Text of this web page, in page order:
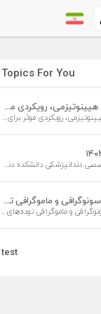
Topics For You
آشنایی با زایمان هیپنوتیزمی، رویکردی موثر برای افزایش تمایل به زایمان طبیعی
آشنایی با زایمان هیپنوتیزمی، رویکردی موثر برای افزایش تمایل به زایمان طبیعی
ویژه دستیاران تخصصی دندانپزشکی دانشکده دندانپزشکی دانشگاه علوم پزشکی تهران
تفسیر بیوپسی سونوگرافی و ماموگرافی توده‌های پستان
تفسیر بیوپسی سونوگرافی و ماموگرافی توده‌های پستان
test